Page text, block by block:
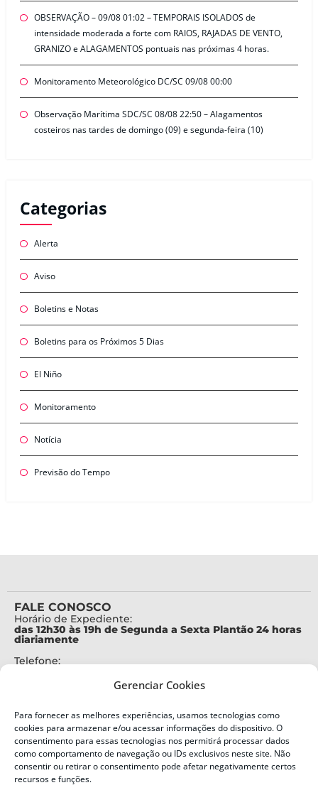
Gerenciar Cookies
Para fornecer as melhores experiências, usamos tecnologias como
cookies para armazenar e/ou acessar informações do dispositivo. O
consentimento para essas tecnologias nos permitirá processar dados
como comportamento de navegação ou IDs exclusivos neste site. Não
consentir ou retirar o consentimento pode afetar negativamente certos
recursos e funções.
OBSERVAÇÃO – 09/08 01:02 – TEMPORAIS ISOLADOS de
intensidade moderada a forte com RAIOS, RAJADAS DE VENTO,
GRANIZO e ALAGAMENTOS pontuais nas próximas 4 horas.
Monitoramento Meteorológico DC/SC 09/08 00:00
Observação Marítima SDC/SC 08/08 22:50 – Alagamentos
costeiros nas tardes de domingo (09) e segunda-feira (10)
Categorias
Alerta
Aviso
Boletins e Notas
Boletins para os Próximos 5 Dias
El Niño
Monitoramento
Notícia
Previsão do Tempo
FALE CONOSCO
Horário de Expediente:
das 12h30 às 19h de Segunda a Sexta Plantão 24 horas
diariamente
Telefone:
Alertas Defesa Civil:
SMS 40199
ENDEREÇO
Defesa Civil do Estado de Santa Catarina